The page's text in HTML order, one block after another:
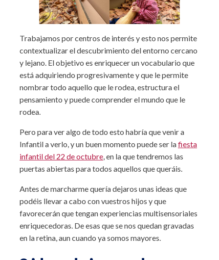
Trabajamos por centros de interés y esto nos permite
contextualizar el descubrimiento del entorno cercano
y lejano. El objetivo es enriquecer un vocabulario que
está adquiriendo progresivamente y que le permite
nombrar todo aquello que le rodea, estructura el
pensamiento y puede comprender el mundo que le
rodea.
Pero para ver algo de todo esto habría que venir a
Infantil a verlo, y un buen momento puede ser lafiesta
infantil del 22 de octubre , en la que tendremos las
puertas abiertas para todos aquellos que queráis.
Antes de marcharme quería dejaros unas ideas que
podéis llevar a cabo con vuestros hijos y que
favorecerán que tengan experiencias multisensoriales
enriquecedoras. De esas que se nos quedan gravadas
en la retina, aun cuando ya somos mayores.